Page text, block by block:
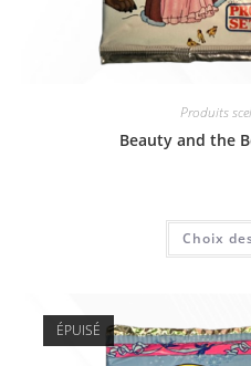
Produits
Beauty and the
Choix
ÉPUISÉ